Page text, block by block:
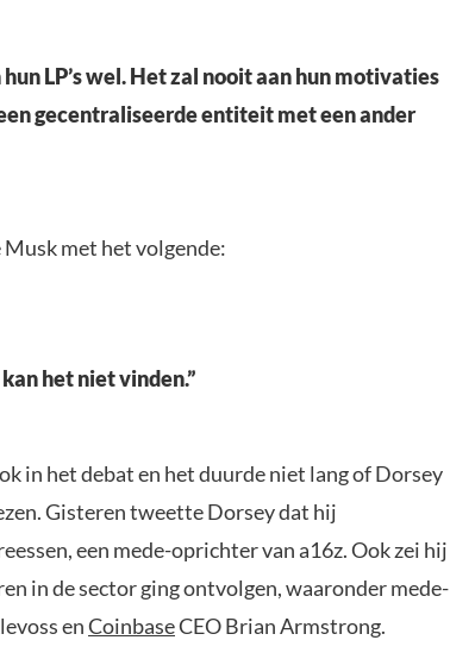
hun LP’s wel. Het zal nooit aan hun motivaties
gecentraliseerde entiteit met een ander
met het volgende:
het niet vinden.”
in het debat en het duurde niet lang of Dorsey
Gisteren tweette Dorsey dat hij
een mede-oprichter van a16z. Ook zei hij
in de sector ging ontvolgen, waaronder mede-
enCoinbaseCEO Brian Armstrong.